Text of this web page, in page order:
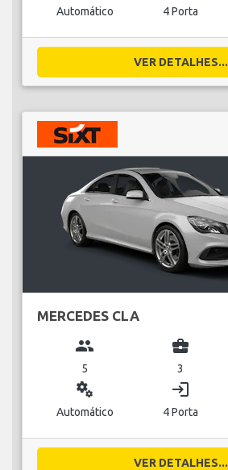
Automático 4 Porta
VER DETALHES...
MERCEDES CLA
group
5
business_center
3
miscellaneous_services
Automático
login
4 Porta
VER DETALHES...